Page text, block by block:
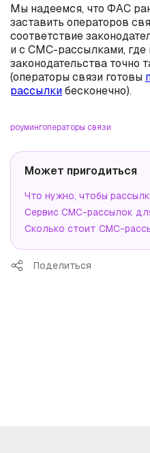
Мы надеемся, что ФАС
заставить операторов
соответствие
и с СМС-рассылками, где
законодательства точно
(операторы связи готовы
рассылкибесконечно).
роумингоператоры связи
Может пригодиться
Что нужно, чтобы
Сервис СМС-рассылок
Сколько стоит СМС-
Поделиться